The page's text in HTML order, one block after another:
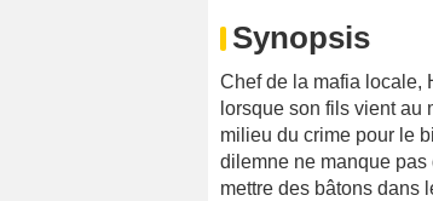
Synopsis
Chef de la mafia locale,
lorsque son fils vient au
milieu du crime pour le
dilemne ne manque pas
mettre des bâtons dans